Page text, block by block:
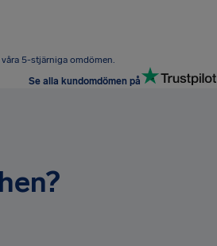
5-stjärniga omdömen.
Se alla kundomdömen på